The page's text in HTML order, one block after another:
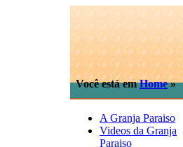
Você está emHome»
A Granja Paraiso
Videos da Granja
Paraiso